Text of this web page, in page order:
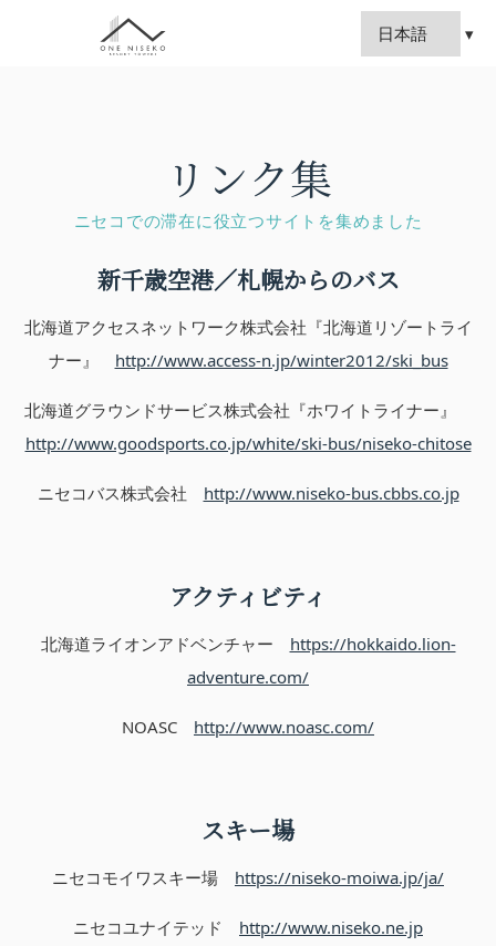
リンク集
ニセコでの滞在に役立つサイトを集めました
新千歳空港／札幌からのバス
北海道アクセスネットワーク株式会社『北海道リゾートライ
ナー』 http://www.access-n.jp/winter2012/ski_bus
北海道グラウンドサービス株式会社『ホワイトライナー』
http://www.goodsports.co.jp/white/ski-bus/niseko-chitose
ニセコバス株式会社 http://www.niseko-bus.cbbs.co.jp
アクティビティ
北海道ライオンアドベンチャー https://hokkaido.lion-
adventure.com/
NOASC http://www.noasc.com/
スキー場
ニセコモイワスキー場 https://niseko-moiwa.jp/ja/
ニセコユナイテッド http://www.niseko.ne.jp